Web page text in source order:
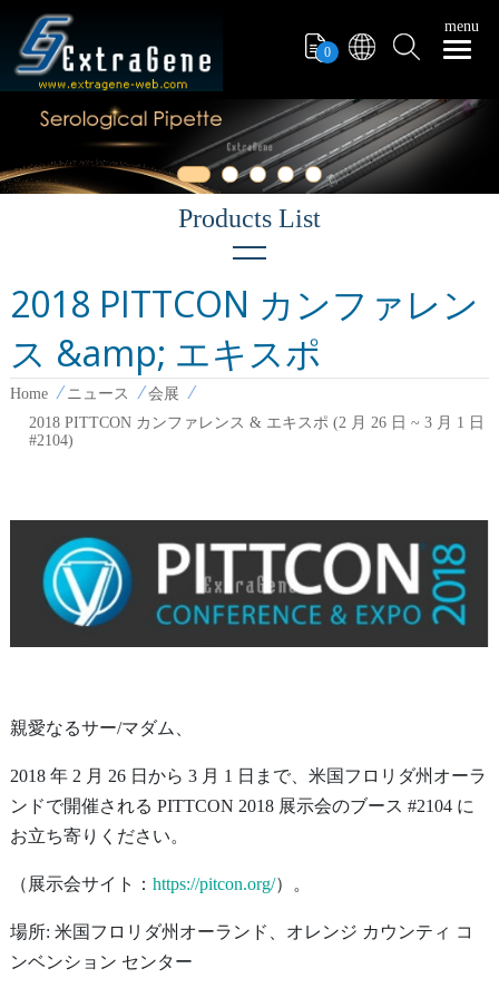
menu
0
会展
参照チャート
報告
2018 PITTCON カンファレン
ス &amp; エキスポ
Home ニュース
会展
2018 PITTCON カンファレンス & エキスポ (2 月 26 日 ~ 3 月 1 日
#2104)
親愛なるサー/マダム、
2018 年 2 月 26 日から 3 月 1 日まで、米国フロリダ州オーラ
ンドで開催される PITTCON 2018 展示会のブース #2104 に
お立ち寄りください。
（展示会サイト： https://pitcon.org/）。
場所: 米国フロリダ州オーランド、オレンジ カウンティ コ
ンベンション センター